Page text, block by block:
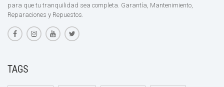
para que tu tranquilidad sea completa. Garantía, Mantenimiento,
Reparaciones y Repuestos.
TAGS